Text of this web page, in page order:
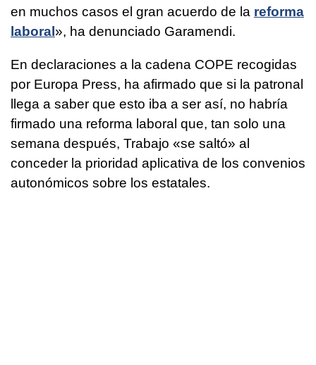
en muchos casos el gran acuerdo de la reforma
laboral», ha denunciado Garamendi.
En declaraciones a la cadena COPE recogidas
por Europa Press, ha afirmado que si la patronal
llega a saber que esto iba a ser así, no habría
firmado una reforma laboral que, tan solo una
semana después, Trabajo «se saltó» al
conceder la prioridad aplicativa de los convenios
autonómicos sobre los estatales.